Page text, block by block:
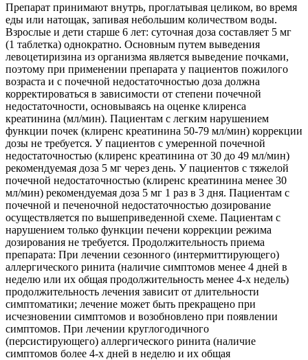
Препарат принимают внутрь, проглатывая целиком, во время
еды или натощак, запивая небольшим количеством воды.
Взрослые и дети старше 6 лет: суточная доза составляет 5 мг
(1 таблетка) однократно. Основным путем выведения
левоцетиризина из организма является выведение почками,
поэтому при применении препарата у пациентов пожилого
возраста и с почечной недостаточностью доза должна
корректироваться в зависимости от степени почечной
недостаточности, основываясь на оценке клиренса
креатинина (мл/мин). Пациентам с легким нарушением
функции почек (клиренс креатинина 50-79 мл/мин) коррекции
дозы не требуется. У пациентов с умеренной почечной
недостаточностью (клиренс креатинина от 30 до 49 мл/мин)
рекомендуемая доза 5 мг через день. У пациентов с тяжелой
почечной недостаточностью (клиренс креатинина менее 30
мл/мин) рекомендуемая доза 5 мг 1 раз в 3 дня. Пациентам с
почечной и печеночной недостаточностью дозирование
осуществляется по вышеприведенной схеме. Пациентам с
нарушением только функции печени коррекции режима
дозирования не требуется. Продолжительность приема
препарата: При лечении сезонного (интермиттирующего)
аллергического ринита (наличие симптомов менее 4 дней в
неделю или их общая продолжительность менее 4-х недель)
продолжительность лечения зависит от длительности
симптоматики; лечение может быть прекращено при
исчезновении симптомов и возобновлено при появлении
симптомов. При лечении круглогодичного
(персистирующего) аллергического ринита (наличие
симптомов более 4-х дней в неделю и их общая